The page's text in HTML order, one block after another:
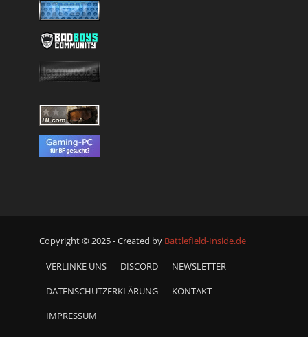
Copyright © 2025 - Created by Battlefield-Inside.de
VERLINKE UNS DISCORD NEWSLETTER
DATENSCHUTZERKLÄRUNG KONTAKT
IMPRESSUM